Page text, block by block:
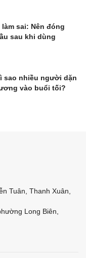
sai: Nên đóng
sau khi dùng
sao nhiều người dặn
vào buổi tối?
Tuân, Thanh Xuân,
Long Biên,